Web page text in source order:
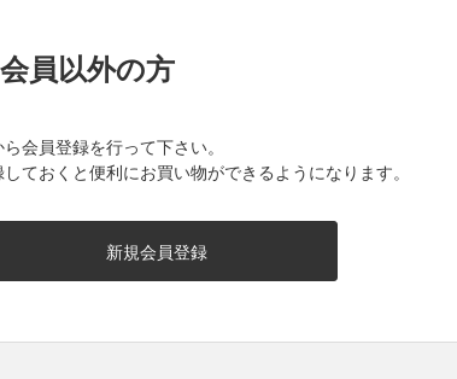
員以外の方
会員登録を行って下さい。
ておくと便利にお買い物ができるようになります。